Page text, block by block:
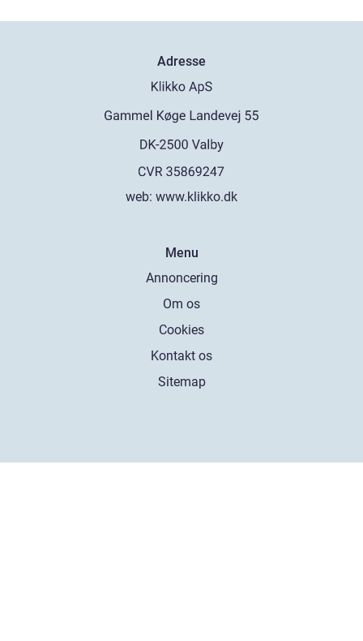
Adresse
web: www.klikko.dk
Menu
Annoncering
Om os
Cookies
Kontakt os
Sitemap